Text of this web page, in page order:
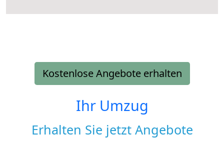
Kostenlose Angebote erhalten
Ihr Umzug
Erhalten Sie jetzt Angebote